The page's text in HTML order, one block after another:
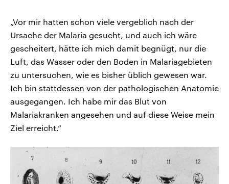
„Vor mir hatten schon viele vergeblich nach der
Ursache der Malaria gesucht, und auch ich wäre
gescheitert, hätte ich mich damit begnügt, nur die
Luft, das Wasser oder den Boden in Malariagebieten
zu untersuchen, wie es bisher üblich gewesen war.
Ich bin stattdessen von der pathologischen Anatomie
ausgegangen. Ich habe mir das Blut von
Malariakranken angesehen und auf diese Weise mein
Ziel erreicht.“